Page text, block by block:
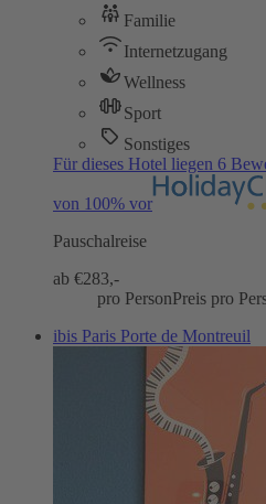
Familie
Internetzugang
Wellness
Sport
Sonstiges
Für dieses Hotel liegen 6
von 100% vor
Pauschalreise
ab €283,-
pro PersonPreis pro
ibis Paris Porte de Montreuil